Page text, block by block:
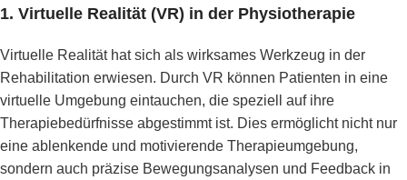
1. Virtuelle Realität (VR) in der Physiotherapie
Virtuelle Realität hat sich als wirksames Werkzeug in der
Rehabilitation erwiesen. Durch VR können Patienten in eine
virtuelle Umgebung eintauchen, die speziell auf ihre
Therapiebedürfnisse abgestimmt ist. Dies ermöglicht nicht nur
eine ablenkende und motivierende Therapieumgebung,
sondern auch präzise Bewegungsanalysen und Feedback in